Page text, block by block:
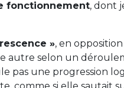
fonctionnement, dont
», en
autre selon un
pas une progression